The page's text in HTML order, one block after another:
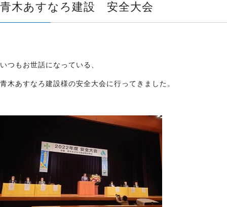
青木あすなろ建設 安全大会
いつもお世話になっている、
青木あすなろ建設様の安全大会に行ってきました。